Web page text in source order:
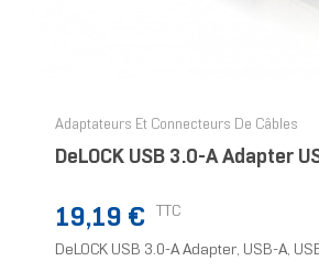
Adaptateurs Et Connecteurs De Câbles
DeLOCK USB 3.0-A Adapter
Prix
19,19 € TTC
DeLOCK USB 3.0-A Adapter, USB-A,